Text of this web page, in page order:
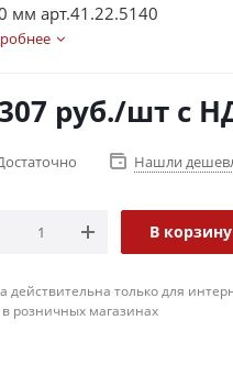
мм арт.41.22.5140
руб./шт с
Нашли
В корзину
действительна только для
розничных магазинах